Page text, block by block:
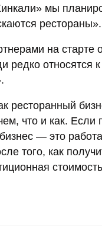
мы
рестораны».
на старте
относятся
ресторанный
что и как. Если
— это
того, как